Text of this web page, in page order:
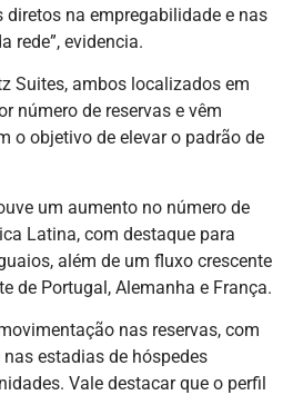
na empregabilidade e nas
rede”, evidencia.
Suites, ambos localizados em
número de reservas e vêm
o objetivo de elevar o padrão de
um aumento no número de
Latina, com destaque para
além de um fluxo crescente
de Portugal, Alemanha e França.
nas reservas, com
estadias de hóspedes
Vale destacar que o perfil